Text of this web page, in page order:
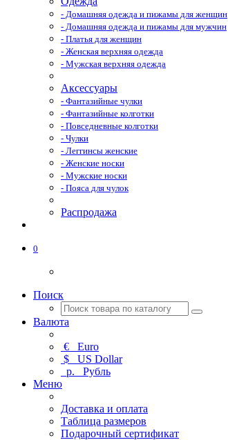
- Домашняя одежда и пижамы для женщин
- Домашняя одежда и пижамы для мужчин
- Платья для женщин
- Женская верхняя одежда
- Мужская верхняя одежда
Аксессуары
- Фантазийные чулки
- Фантазийные колготки
- Повседневные колготки
- Чулки
- Леггинсы женские
- Женские носки
- Мужские носки
- Пояса для чулок
Распродажа
0
Поиск
Валюта
€ Euro
$ US Dollar
р. Рубль
Меню
Доставка и оплата
Таблица размеров
Подарочный сертификат